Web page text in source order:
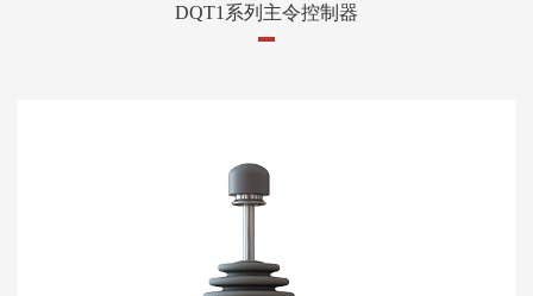
DQT1系列主令控制器